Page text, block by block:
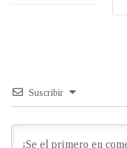
Suscribir